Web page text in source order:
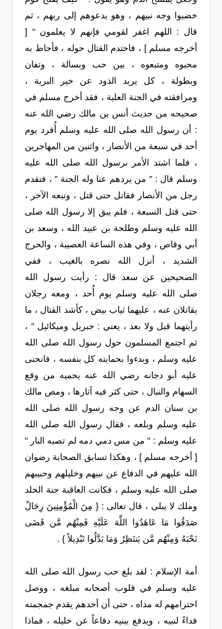
خضبوا وجه نبيهم ، وهو يدعوهم إلى ربهم ، ثم
قال : اللهم اغفر لقومي فإنهم لا يعلمون " [
أخرجه مسلم ] ، فاحتدم القتال حوله ، فأحاط به
محبوه ومتبعوه ، بين حب وبسالة ، وتفان
وبطولة ، كل يريد الذود عن خير البرية ،
ومرافقته في الجنة العلية ، فقد أخرج مسلم في
صحيحه من حديث أنس بن مالك رضي الله عنه
: أن رسول الله صلى الله عليه وسلم أُفرد يوم
أحد في سبعة من الأنصار ، واثنين من المهاجرين
، فلما اشتد الأمر برسول الله صلى الله عليه
وسلم قال : " من يردهم عنا وله الجنة " ، فتقدم
رجل من الأنصار فقاتل حتى قتل ، وتبعه الآخر ،
حتى قتل السبعة ، فلم يبق إلا رسول الله صلى
الله عليه وسلم وطلحة بن عبيد الله ، وسعد بن
أبي وقاص ، وفي هذه الساعة العصيبة ، والحرج
الشديد ، أنزل الله نصره بالغيب ، ففي
الصحيحين عن سعد قال : رأيت رسول الله
صلى الله عليه وسلم يوم أُحد ، ومعه رجلان
يقاتلان عنه ، عليهما ثياب بيض ، كأشد القتال ، ما
رأيتهما قبل ولا بعد ، يعني : جبريل وميكائيل " ،
ثم اجتمع المسلمون حول رسول الله صلى الله
عليه وسلم ، وبدءوا بحمايته كل بنفسه ، فانحنى
عليه أبو دجانه رضي الله عنه يحميه من وقع
السهام والنبال ، حتى كثر فيه آثارها ، ومص مالك
بن سنان الدم عن وجه رسول الله صلى الله
عليه وسلم وبلعه ، فقال رسول الله صلى الله
عليه وسلم : " من مس دمي دمه لم تصبه النار "
[ أخرجه مسلم ] ، وهكذا تسابق الصحابة رضوان
الله عليهم في الدفاع عن نبيهم وخليلهم وحبيبهم
صلى الله عليه وسلم ، فكانت العاقبة جنة الخلد
وملك لا يبلى ، قال تعالى : { مِنَ الْمُؤْمِنِينَ رِجَالٌ
صَدَقُوا مَا عَاهَدُوا اللَّهَ عَلَيْهِ فَمِنْهُم مَّن قَضَى
نَحْبَهُ وَمِنْهُم مَّن يَنتَظِرُ وَمَا بَدَّلُوا تَبْدِيلاً } .
أمة الإسلام : لقد بلغ حب رسول الله صلى الله
عليه وسلم في قلوب أصحابه مبلغه ، ووصل
احترامهم له مداه ، حتى أن أحدهم يقدم جمجمته
فداءً لنبيه ، ويدفع ببنيه دفاعاً عن خليله ، فماذا